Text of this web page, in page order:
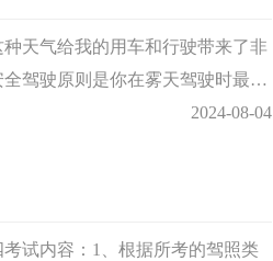
天气给我的用车和行驶带来了非
驾驶原则是你在雾天驾驶时最重
我们总结了9点最重要的安全驾
2024-08-04
试内容：1、根据所考的驾照类